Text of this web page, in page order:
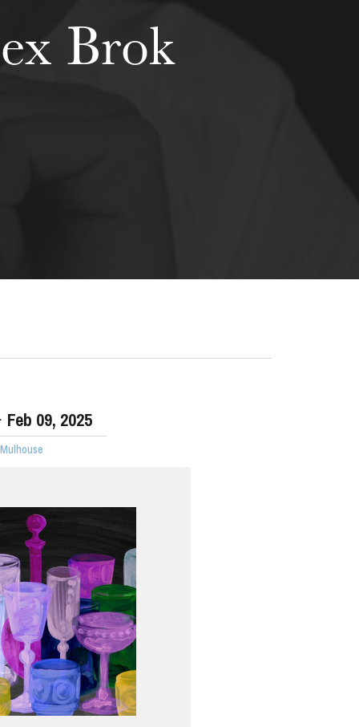
WEDNESDAY
19
Brok
Feb 09, 2025